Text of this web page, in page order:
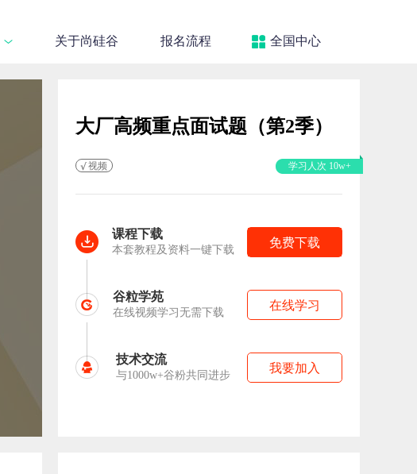
关于尚硅谷 报名流程 全国中心
大厂高频重点面试题（第2季）
视频 学习人次 10w+
课程下载
本套教程及资料一键下载
免费下载
谷粒学苑
在线视频学习无需下载
在线学习
技术交流
与1000w+谷粉共同进步
我要加入